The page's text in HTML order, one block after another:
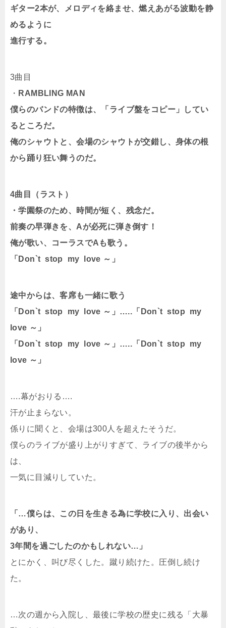
ギター2本が、メロディを絡ませ、燃えあがる波動を静
めるように
進行する。
3曲目
・ RAMBLING MAN
僕らのバンドの特徴は、「ライブ盤をコピー」してい
るところだ。
俺のシャウトと、会場のシャウトが交錯し、身体の根
から踊り狂い舞うのだ。
4曲目（ラスト）
・学園祭のため、時間が短く、残念だ。
前奏の早弾きを、Aが必死に弾き倒す！
俺が歌い、コーラスでAも歌う。
「Don`t stop my love ～」
途中からは、客席も一緒に歌う
「Don`t stop my love ～」…..「Don`t stop my
love ～」
「Don`t stop my love ～」…..「Don`t stop my
love ～」
….幕がおりる….
汗が止まらない。
係りに聞くと、会場は300人を超えたそうだ。
僕らのライブが盛り上がりすぎて、ライブの後半から
は、
一気に目減りしていた。
「…僕らは、この日を生きる為に学校に入り、出会い
があり、
3年間を過ごしたのかもしれない…」
とにかく、叫び尽くした。蹴り続けた。圧倒し続け
た。
…次の週から入院し、最後に学校の歴史に残る「大暴